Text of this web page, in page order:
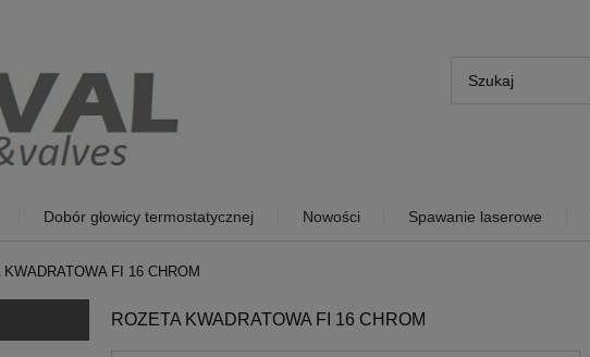
Dobór głowicy termostatycznej Nowości Spawanie laserowe
KWADRATOWA FI 16 CHROM
ROZETA KWADRATOWA FI 16 CHROM